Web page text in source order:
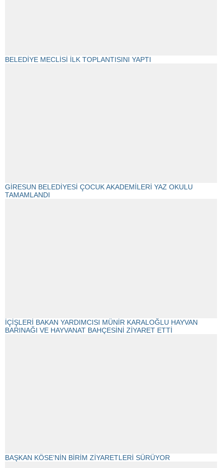
BELEDİYE MECLİSİ İLK TOPLANTISINI YAPTI
GİRESUN BELEDİYESİ ÇOCUK AKADEMİLERİ YAZ OKULU
TAMAMLANDI
İÇİŞLERİ BAKAN YARDIMCISI MÜNİR KARALOĞLU HAYVAN
BARINAĞI VE HAYVANAT BAHÇESİNİ ZİYARET ETTİ
BAŞKAN KÖSE’NİN BİRİM ZİYARETLERİ SÜRÜYOR